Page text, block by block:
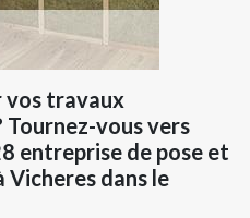
vos travaux
Tournez-vous vers
entreprise de pose et
Vicheres dans le